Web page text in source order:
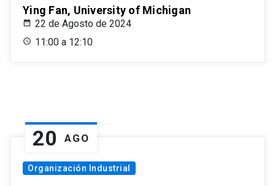
Ying Fan, University of Michigan
22 de Agosto de 2024
11:00 a 12:10
20 AGO
Organización Industrial